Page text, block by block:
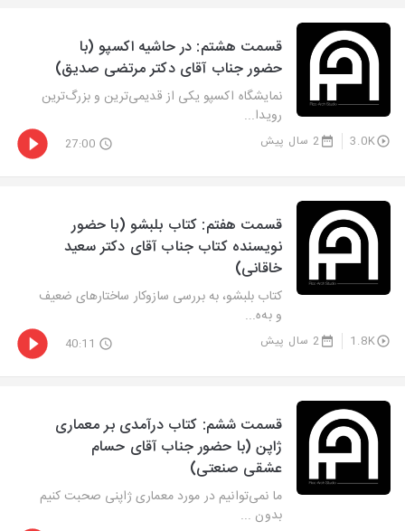
قسمت هشتم: در حاشیه اکسپو (با
حضور جناب آقای دکتر مرتضی صدیق)
نمایشگاه اکسپو یکی از قدیمی‌ترین و بزرگ‌ترین
رویدا...
3.0K 2 سال پیش 27:00
قسمت هفتم: کتاب بلبشو (با حضور
نویسنده کتاب جناب آقای دکتر سعید
خاقانی)
کتاب بلبشو، به بررسی سازوکار ساختارهای ضعیف
و به‌ه...
1.8K 2 سال پیش 40:11
قسمت ششم: کتاب درآمدی بر معماری
ژاپن (با حضور جناب آقای حسام
عشقی صنعتی)
ما نمی‌توانیم در مورد معماری ژاپنی صحبت کنیم
بدون ...